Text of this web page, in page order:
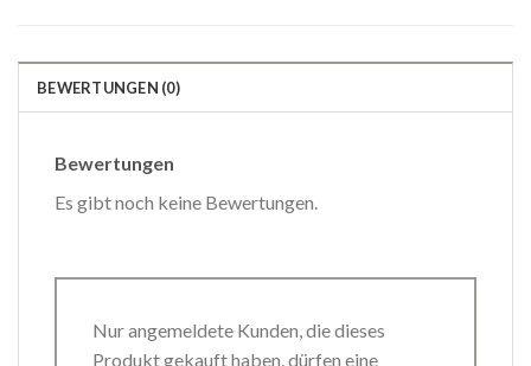
BEWERTUNGEN (0)
Bewertungen
Es gibt noch keine Bewertungen.
Nur angemeldete Kunden, die dieses
Produkt gekauft haben, dürfen eine